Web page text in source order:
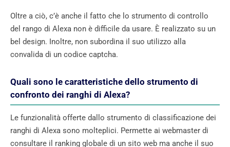
Oltre a ciò, c’è anche il fatto che lo strumento di controllo
del rango di Alexa non è difficile da usare. È realizzato su un
bel design. Inoltre, non subordina il suo utilizzo alla
convalida di un codice captcha.
Quali sono le caratteristiche dello strumento di
confronto dei ranghi di Alexa?
Le funzionalità offerte dallo strumento di classificazione dei
ranghi di Alexa sono molteplici. Permette ai webmaster di
consultare il ranking globale di un sito web ma anche il suo